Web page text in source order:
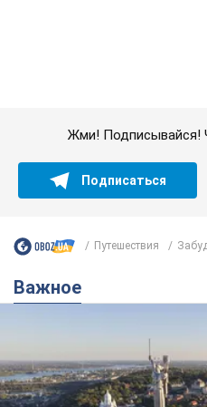
Какой была
Украины и почему ее
империя: об этом не